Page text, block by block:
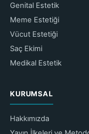
Genital Estetik
Meme Estetiği
Vücut Estetiği
Saç Ekimi
Medikal Estetik
KURUMSAL
Hakkımızda